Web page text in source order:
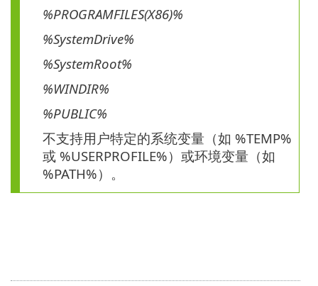
%PROGRAMFILES(X86)%
%SystemDrive%
%SystemRoot%
%WINDIR%
%PUBLIC%
不支持用户特定的系统变量（如 %TEMP%
或 %USERPROFILE%）或环境变量（如
%PATH%）。